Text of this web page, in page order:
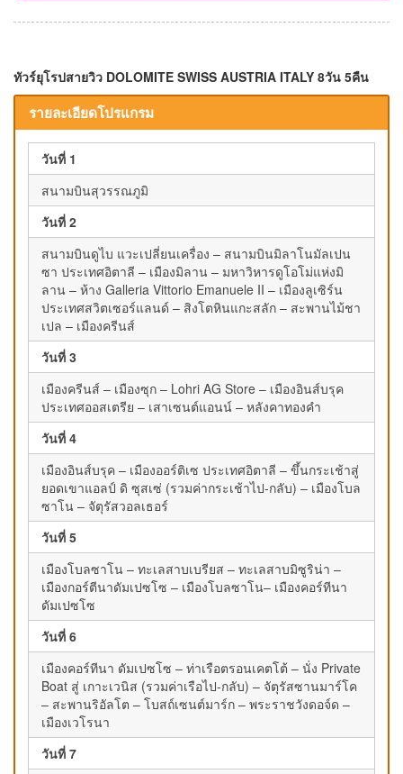
ทัวร์ยุโรปสายวิว DOLOMITE SWISS AUSTRIA ITALY 8วัน 5คืน
รายละเอียดโปรแกรม
วันที่ 1
สนามบินสุวรรณภูมิ
วันที่ 2
สนามบินดูไบ แวะเปลี่ยนเครื่อง – สนามบินมิลาโนมัลเปน
ซา ประเทศอิตาลี – เมืองมิลาน – มหาวิหารดูโอโม่แห่งมิ
ลาน – ห้าง Galleria Vittorio Emanuele II – เมืองลูเซิร์น
ประเทศสวิตเซอร์แลนด์ – สิงโตหินแกะสลัก – สะพานไม้ชา
เปล – เมืองครีนส์
วันที่ 3
เมืองครีนส์ – เมืองซุก – Lohri AG Store – เมืองอินส์บรุค
ประเทศออสเตรีย – เสาเซนต์แอนน์ – หลังคาทองคำ
วันที่ 4
เมืองอินส์บรุค – เมืองออร์ติเซ ประเทศอิตาลี – ขึ้นกระเช้าสู่
ยอดเขาแอลป์ ดิ ซุสเซ่ (รวมค่ากระเช้าไป-กลับ) – เมืองโบล
ซาโน – จัตุรัสวอลเธอร์
วันที่ 5
เมืองโบลซาโน – ทะเลสาบเบรียส – ทะเลสาบมิซูริน่า –
เมืองกอร์ตีนาดัมเปซโซ – เมืองโบลซาโน– เมืองคอร์ทีนา
ดัมเปซโซ
วันที่ 6
เมืองคอร์ทีนา ดัมเปซโซ – ท่าเรือตรอนเคตโต้ – นั่ง Private
Boat สู่ เกาะเวนิส (รวมค่าเรือไป-กลับ) – จัตุรัสซานมาร์โค
– สะพานริอัลโต – โบสถ์เซนต์มาร์ก – พระราชวังดอจ์ด –
เมืองเวโรนา
วันที่ 7